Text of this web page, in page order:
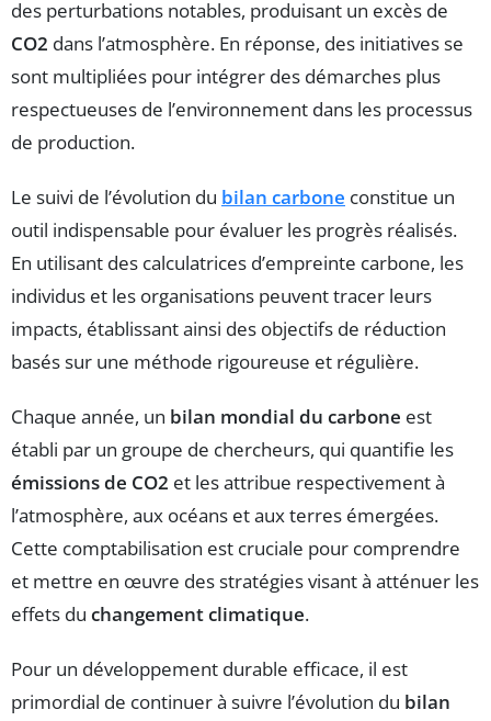
des perturbations notables, produisant un excès de
CO2 dans l’atmosphère. En réponse, des initiatives se
sont multipliées pour intégrer des démarches plus
respectueuses de l’environnement dans les processus
de production.
Le suivi de l’évolution du bilan carbone constitue un
outil indispensable pour évaluer les progrès réalisés.
En utilisant des calculatrices d’empreinte carbone, les
individus et les organisations peuvent tracer leurs
impacts, établissant ainsi des objectifs de réduction
basés sur une méthode rigoureuse et régulière.
Chaque année, un bilan mondial du carbone est
établi par un groupe de chercheurs, qui quantifie les
émissions de CO2 et les attribue respectivement à
l’atmosphère, aux océans et aux terres émergées.
Cette comptabilisation est cruciale pour comprendre
et mettre en œuvre des stratégies visant à atténuer les
effets du changement climatique.
Pour un développement durable efficace, il est
primordial de continuer à suivre l’évolution du bilan